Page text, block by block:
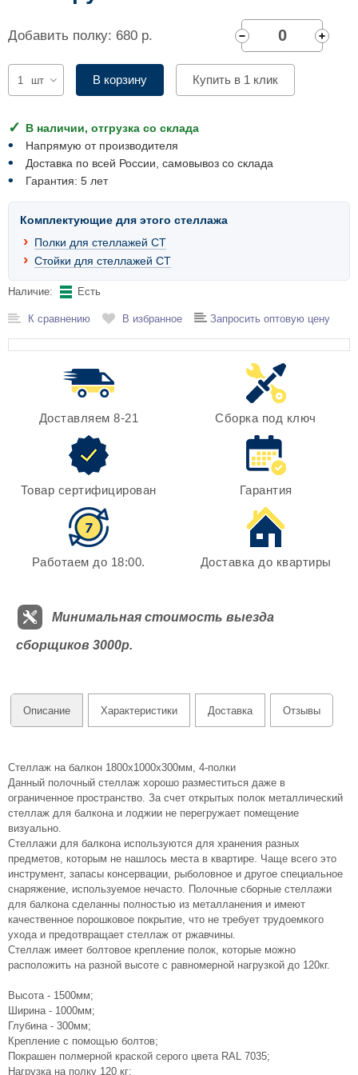
Добавить полку: 680 р.
шт В корзину Купить в 1 клик
В наличии, отгрузка со склада
Напрямую от производителя
Доставка по всей России, самовывоз со склада
Гарантия: 5 лет
Комплектующие для этого стеллажа
Полки для стеллажей СТ
Стойки для стеллажей СТ
Наличие: Есть
К сравнению В избранное Запросить оптовую цену
Доставляем 8-21 Сборка под ключ
Товар сертифицирован Гарантия
Работаем до 18:00. Доставка до квартиры
Минимальная стоимость выезда
сборщиков 3000р.
Описание Характеристики Доставка Отзывы
Стеллаж на балкон 1800х1000х300мм, 4-полки
Данный полочный стеллаж хорошо разместиться даже в
ограниченное пространство. За счет открытых полок металлический
стеллаж для балкона и лоджии не перегружает помещение
визуально.
Стеллажи для балкона используются для хранения разных
предметов, которым не нашлось места в квартире. Чаще всего это
инструмент, запасы консервации, рыболовное и другое специальное
снаряжение, используемое нечасто. Полочные сборные стеллажи
для балкона сделанны полностью из металланения и имеют
качественное порошковое покрытие, что не требует трудоемкого
ухода и предотвращает стеллаж от ржавчины.
Стеллаж имеет болтовое крепление полок, которые можно
расположить на разной высоте с равномерной нагрузкой до 120кг.
Высота - 1500мм;
Ширина - 1000мм;
Глубина - 300мм;
Крепление с помощью болтов;
Покрашен полмерной краской серого цвета RAL 7035;
Нагрузка на полку 120 кг;